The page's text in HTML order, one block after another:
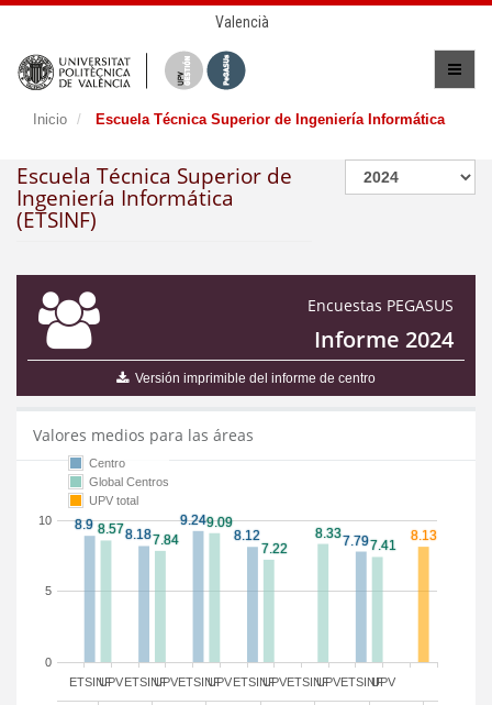
Valencià
Inicio Escuela Técnica Superior de Ingeniería Informática
Escuela Técnica Superior de
Ingeniería Informática
(ETSINF)
Encuestas PEGASUS
Informe 2024
Versión imprimible del informe de centro
Valores medios para las áreas
ETSINF ETSINF ETSINF ETSINF ETSINF ETSINF
UPV UPV UPV UPV UPV UPV
0
5
10
Centro
Global Centros
UPV total